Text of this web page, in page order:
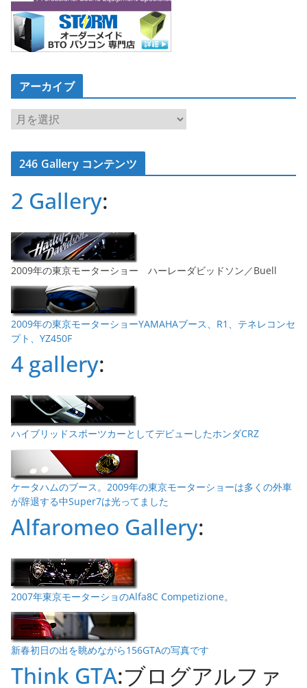
アーカイブ
ア
ー
カ
イ246 Gallery コンテンツ
2 Gallery:
2009年の東京モーターショー ハーレーダビッドソン／Buell
2009年の東京モーターショーYAMAHAブース、R1、テネレコンセ
プト、YZ450F
4 gallery:
ハイブリッドスポーツカーとしてデビューしたホンダCRZ
ケータハムのブース。2009年の東京モーターショーは多くの外車
が辞退する中Super7は光ってました
Alfaromeo Gallery:
2007年東京モーターショのAlfa8C Competizione。
新春初日の出を眺めながら156GTAの写真です
Think GTA:ブログアルファ